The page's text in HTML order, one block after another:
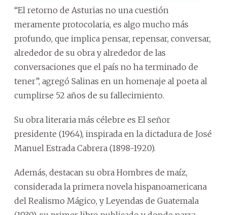
“El retorno de Asturias no una cuestión
meramente protocolaria, es algo mucho más
profundo, que implica pensar, repensar, conversar,
alrededor de su obra y alrededor de las
conversaciones que el país no ha terminado de
tener”, agregó Salinas en un homenaje al poeta al
cumplirse 52 años de su fallecimiento.
Su obra literaria más célebre es El señor
presidente (1964), inspirada en la dictadura de José
Manuel Estrada Cabrera (1898-1920).
Además, destacan su obra Hombres de maíz,
considerada la primera novela hispanoamericana
del Realismo Mágico, y Leyendas de Guatemala